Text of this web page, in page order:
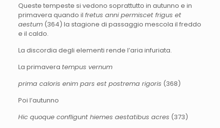
Queste tempeste si vedono soprattutto in autunno e in
primavera quando il fretus anni permiscet frigus et
aestum(364) la stagione di passaggio mescola il freddo
e il caldo.
La discordia degli elementi rende l’aria infuriata.
La primavera tempus vernum
prima caloris enim pars est postrema rigoris (368)
Poi l’autunno
Hic quoque confligunt hiemes aestatibus acres (373)